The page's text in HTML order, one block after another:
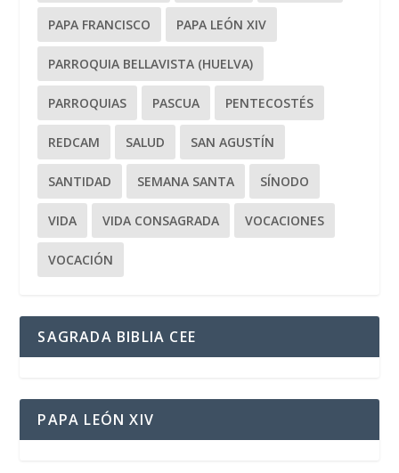
PAPA FRANCISCO PAPA LEÓN XIV
PARROQUIA BELLAVISTA (HUELVA)
PARROQUIAS PASCUA PENTECOSTÉS
REDCAM SALUD SAN AGUSTÍN
SANTIDAD SEMANA SANTA SÍNODO
VIDA VIDA CONSAGRADA VOCACIONES
VOCACIÓN
SAGRADA BIBLIA CEE
PAPA LEÓN XIV